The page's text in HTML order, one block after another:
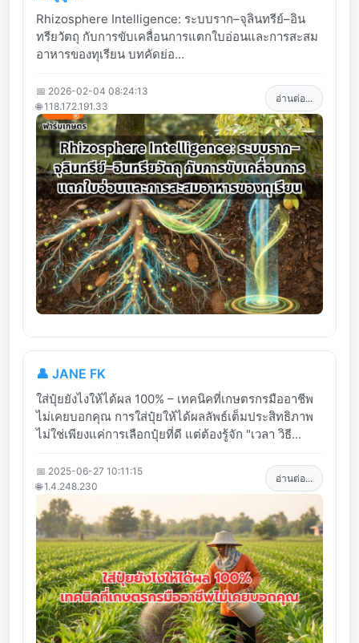
Rhizosphere Intelligence: ระบบราก–จุลินทรีย์–อิน
ทรียวัตถุ กับการขับเคลื่อนการแตกใบอ่อนและการสะสม
อาหารของทุเรียน บทคัดย่อ...
📅 2026-02-04 08:24:13
🌐 118.172.191.33
อ่านต่อ...
👤 JANE FK
ใส่ปุ๋ยยังไงให้ได้ผล 100% – เทคนิคที่เกษตรกรมืออาชีพ
ไม่เคยบอกคุณ การใส่ปุ๋ยให้ได้ผลลัพธ์เต็มประสิทธิภาพ
ไม่ใช่เพียงแค่การเลือกปุ๋ยที่ดี แต่ต้องรู้จัก "เวลา วิธี...
📅 2025-06-27 10:11:15
🌐 1.4.248.230
อ่านต่อ...